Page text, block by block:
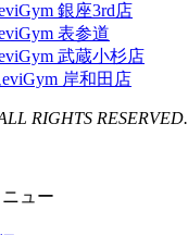
銀座3rd店
表参道
武蔵小杉店
岸和田店
RIGHTS RESERVED.